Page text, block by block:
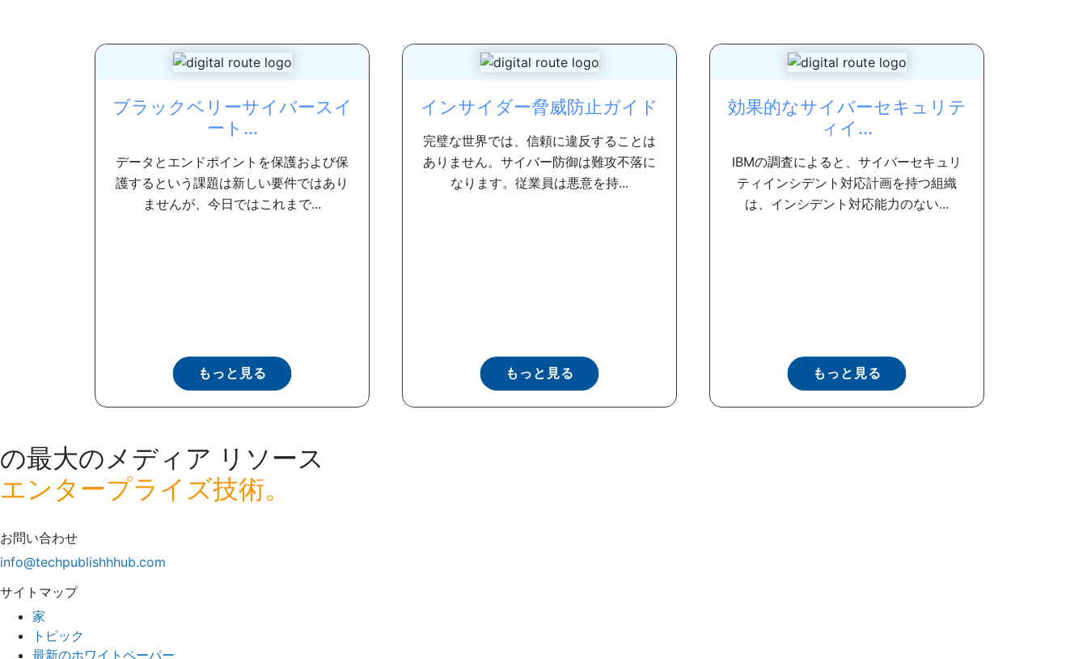
ブラックベリーサイバースイ
ート...
データとエンドポイントを保護および保
護するという課題は新しい要件ではあり
ませんが、今日ではこれまで...
もっと見る
インサイダー脅威防止ガイド
完璧な世界では、信頼に違反することは
ありません。サイバー防御は難攻不落に
なります。従業員は悪意を持...
もっと見る
効果的なサイバーセキュリテ
ィイ...
IBMの調査によると、サイバーセキュリ
ティインシデント対応計画を持つ組織
は、インシデント対応能力のない...
もっと見る
の最大のメディア リソース
エンタープライズ技術。
お問い合わせ
info@techpublishhhub.com
サイトマップ
家
トピック
最新のホワイトペーパー